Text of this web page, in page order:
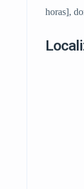
horas],